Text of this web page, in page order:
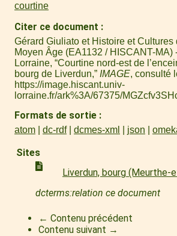
courtine
Citer ce document
Gérard Giuliato et Histoire et Cultures
Moyen Âge (EA1132 / HISCANT-MA)
Lorraine, “Courtine nord-est de
bourg de Liverdun,” IMAGE, consulté
https://image.hiscant.univ-
lorraine.fr/ark%3A/67375/
Formats de sortie
atom dc-rdf dcmes-xml json
Sites
Liverdun, bourg (Meurthe-
dcterms:relation ce document
← Contenu précédent
Contenu suivant →